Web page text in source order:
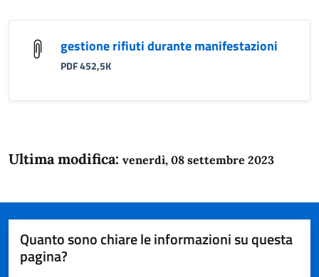
gestione rifiuti durante manifestazioni
PDF 452,5K
Ultima modifica: venerdì, 08 settembre 2023
Quanto sono chiare le informazioni su questa
pagina?